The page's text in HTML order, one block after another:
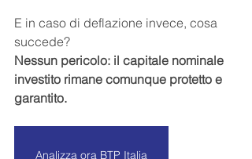
E in caso di deflazione invece, cosa
succede?
Nessun pericolo: il capitale nominale
investito rimane comunque protetto e
garantito.
Analizza ora BTP Italia